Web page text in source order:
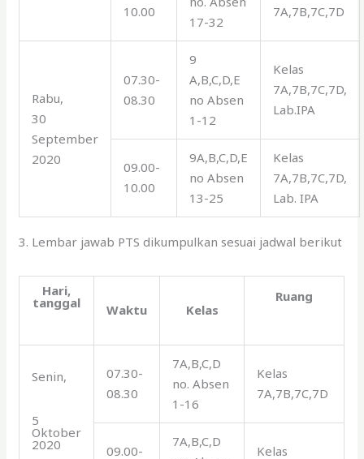
10.00
17-32
7A,7B,7C,7D
Rabu,
30
September
2020
07.30-
08.30
9
A,B,C,D,E
no Absen
1-12
Kelas
7A,7B,7C,7D,
Lab.IPA
09.00-
10.00
9A,B,C,D,E
no Absen
13-25
Kelas
7A,7B,7C,7D,
Lab. IPA
3. Lembar jawab PTS dikumpulkan sesuai jadwal berikut
Hari,
tanggal Waktu Kelas
Ruang
Senin,
5
Oktober
2020
07.30-
08.30
7A,B,C,D
no. Absen
1-16
Kelas
7A,7B,7C,7D
09.00-
7A,B,C,D
Kelas